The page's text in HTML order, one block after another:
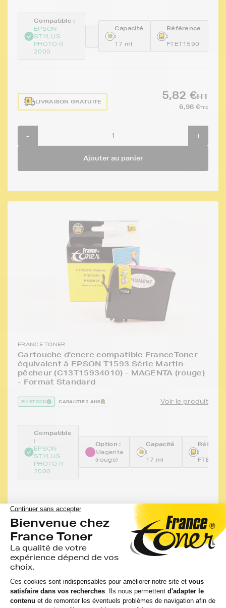
Compatible :
EPSON
STYLUS
PHOTO R
2000
Capacité
:
17 ml
Référence
:
FTET1590
LIVRAISON GRATUITE
5,82 €HT
6,98 €TTC
- +
Ajouter au panier
FRANCE TONER
Cartouche d'encre compatible FranceToner
équivalent à EPSON T1593 Série Martin-
pêcheur (C13T15934010) - MAGENTA (rouge)
- Format Standard
EN STOCK GARANTIE 2 ANS Voir le produit
Compatible
:
EPSON
STYLUS
PHOTO R
2000
Option :
Magenta
(rouge)
Capacité
:
17 ml
:
LIVRAISON GRATUITE
5,82 €HT
6,98 €TTC
-
Ajouter au panier